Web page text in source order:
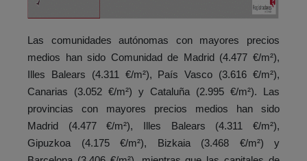
Las comunidades autónomas con mayores precios
medios han sido Comunidad de Madrid (4.477 €/m²),
Illes Balears (4.311 €/m²), País Vasco (3.616 €/m²),
Canarias (3.052 €/m²) y Cataluña (2.995 €/m²). Las
provincias con mayores precios medios han sido
Madrid (4.477 €/m²), Illes Balears (4.311 €/m²),
Gipuzkoa (4.175 €/m²), Bizkaia (3.468 €/m²) y